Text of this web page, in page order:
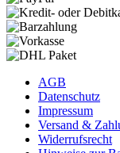
AGB
Datenschutz
Impressum
Versand &
Widerrufsrecht